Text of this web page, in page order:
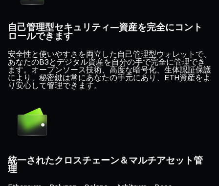
自己管理型セキュリティ—資産を完全にコント
ロールできます
安全性と使いやすさを両立した自己管理型ウォレットで、
あなたのB3とデジタル資産を自分の手で完全に管理でき
ます。オープンソース技術、高度な暗号化、生体認証保護
により、秘密鍵は常にあなたの手元にあり、ETH資産をよ
り安心して管理できます。
統一されたクロスチェーン＆マルチアセット管
理